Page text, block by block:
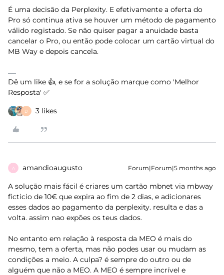
É uma decisão da Perplexity. E efetivamente a oferta do
Pro só continua ativa se houver um método de pagamento
válido registado. Se não quiser pagar a anuidade basta
cancelar o Pro, ou então pode colocar um cartão virtual do
MB Way e depois cancela.
Dê um like 👍, e se for a solução marque como 'Melhor
Resposta' ✅
D 3 likes
A amandioaugusto Forum|Forum|5 months ago
A solução mais fácil é criares um cartão mbnet via mbway
ficticio de 10€ que expira ao fim de 2 dias, e adicionares
esses dados ao pagamento da perplexity. resulta e das a
volta. assim nao expões os teus dados.
No entanto em relação à resposta da MEO é mais do
mesmo, tem a oferta, mas não podes usar ou mudam as
condições a meio. A culpa? é sempre do outro ou de
alguém que não a MEO. A MEO é sempre incrível e